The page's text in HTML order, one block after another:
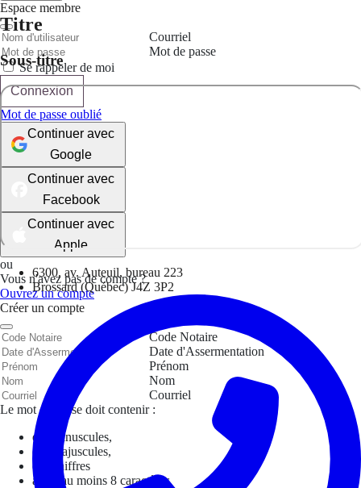
Titre
Sous-titre
6300, av. Auteuil, bureau 223
Brossard (Québec) J4Z 3P2
Espace membre
Courriel
Mot de passe
Se rappeler de moi
Connexion
Mot de passe oublié
Continuer avec
Google
Continuer avec
Facebook
Continuer avec
Apple
ou
Vous n'avez pas de compte ?
Ouvrez un compte
Créer un compte
Code Notaire
Date d'Assermentation
Prénom
Nom
Courriel
Le mot de passe doit contenir :
des minuscules,
des majuscules,
des chiffres
avoir au moins 8 caractères